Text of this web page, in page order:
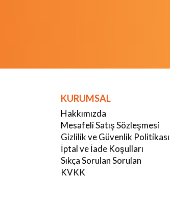
KURUMSAL
Hakkımızda
Mesafeli Satış Sözleşmesi
Gizlilik ve Güvenlik Politikası
İptal ve İade Koşulları
Sıkça Sorulan Sorulan
KVKK